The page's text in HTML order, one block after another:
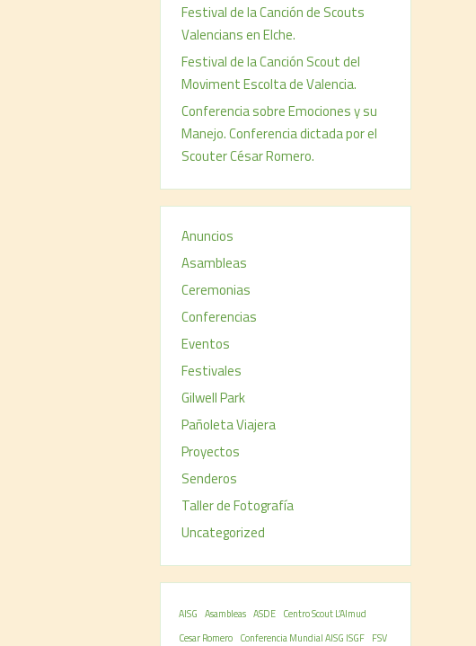
Festival de la Canción de Scouts
Valencians en Elche.
Festival de la Canción Scout del
Moviment Escolta de Valencia.
Conferencia sobre Emociones y su
Manejo. Conferencia dictada por el
Scouter César Romero.
Anuncios
Asambleas
Ceremonias
Conferencias
Eventos
Festivales
Gilwell Park
Pañoleta Viajera
Proyectos
Senderos
Taller de Fotografía
Uncategorized
AISG Asambleas ASDE Centro Scout L’Almud
Cesar Romero Conferencia Mundial AISG ISGF FSV